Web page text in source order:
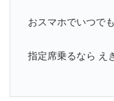
おスマホでいつで
指定席乗るなら え